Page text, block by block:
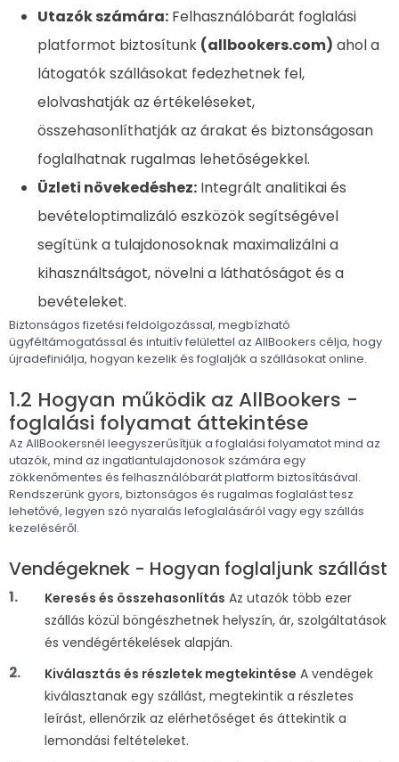
Utazók számára: Felhasználóbarát foglalási
platformot biztosítunk (allbookers.com) ahol a
látogatók szállásokat fedezhetnek fel,
elolvashatják az értékeléseket,
összehasonlíthatják az árakat és biztonságosan
foglalhatnak rugalmas lehetőségekkel.
Üzleti növekedéshez: Integrált analitikai és
bevételoptimalizáló eszközök segítségével
segítünk a tulajdonosoknak maximalizálni a
kihasználtságot, növelni a láthatóságot és a
bevételeket.
Biztonságos fizetési feldolgozással, megbízható
ügyféltámogatással és intuitív felülettel az AllBookers célja, hogy
újradefiniálja, hogyan kezelik és foglalják a szállásokat online.
1.2 Hogyan működik az AllBookers -
foglalási folyamat áttekintése
Az AllBookersnél leegyszerűsítjük a foglalási folyamatot mind az
utazók, mind az ingatlantulajdonosok számára egy
zökkenőmentes és felhasználóbarát platform biztosításával.
Rendszerünk gyors, biztonságos és rugalmas foglalást tesz
lehetővé, legyen szó nyaralás lefoglalásáról vagy egy szállás
kezeléséről.
Vendégeknek - Hogyan foglaljunk szállást
Keresés és összehasonlítás Az utazók több ezer
szállás közül böngészhetnek helyszín, ár, szolgáltatások
és vendégértékelések alapján.
Kiválasztás és részletek megtekintése A vendégek
kiválasztanak egy szállást, megtekintik a részletes
leírást, ellenőrzik az elérhetőséget és áttekintik a
lemondási feltételeket.